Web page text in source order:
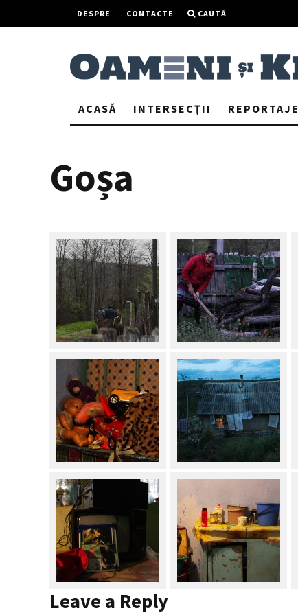
DESPRE CONTACTE CAUTĂ
ACASĂ INTERSECȚII REPORTAJE
Goșa
Leave a Reply